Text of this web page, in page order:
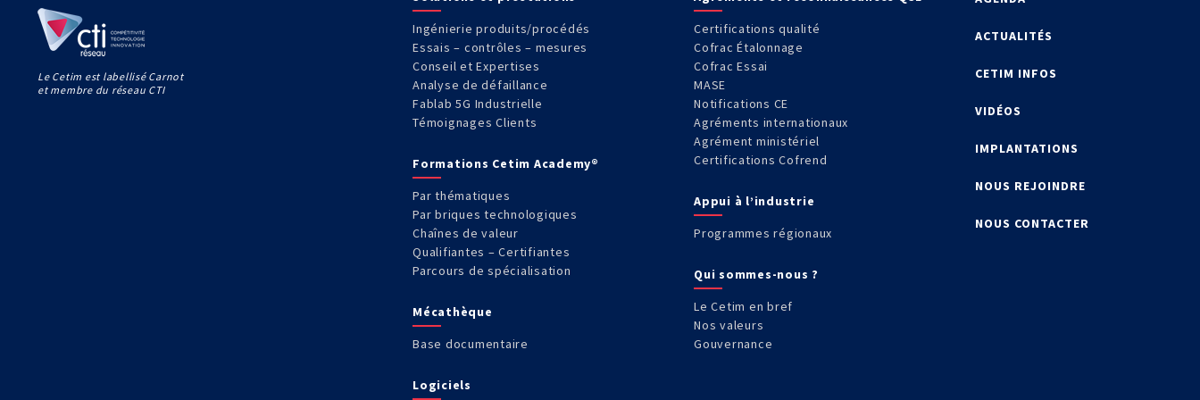
Le Cetim est labellisé Carnot
et membre du réseau CTI
Ingénierie produits/procédés
Essais – contrôles – mesures
Conseil et Expertises
Analyse de défaillance
Fablab 5G Industrielle
Témoignages Clients
Formations Cetim Academy®
Par thématiques
Par briques technologiques
Chaînes de valeur
Qualifiantes – Certifiantes
Parcours de spécialisation
Mécathèque
Base documentaire
Logiciels
Certifications qualité
Cofrac Étalonnage
Cofrac Essai
MASE
Notifications CE
Agréments internationaux
Agrément ministériel
Certifications Cofrend
Appui à l’industrie
Programmes régionaux
Qui sommes-nous ?
Le Cetim en bref
Nos valeurs
Gouvernance
ACTUALITÉS
CETIM INFOS
VIDÉOS
IMPLANTATIONS
NOUS REJOINDRE
NOUS CONTACTER